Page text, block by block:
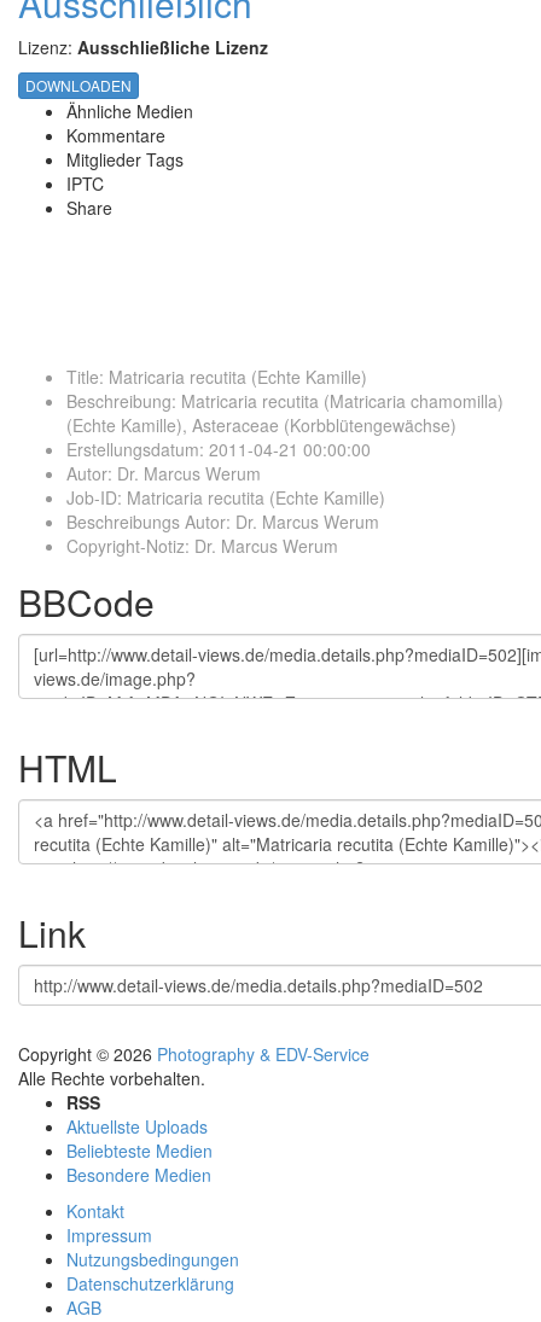
Lizenz: Ausschließliche Lizenz
DOWNLOADEN
Ähnliche Medien
Kommentare
Mitglieder Tags
IPTC
Share
Title: Matricaria recutita (Echte Kamille)
Beschreibung: Matricaria recutita (Matricaria chamomilla)
(Echte Kamille), Asteraceae (Korbblütengewächse)
Erstellungsdatum: 2011-04-21 00:00:00
Autor: Dr. Marcus Werum
Job-ID: Matricaria recutita (Echte Kamille)
Beschreibungs Autor: Dr. Marcus Werum
Copyright-Notiz: Dr. Marcus Werum
BBCode
HTML
Link
Copyright © 2026 Photography & EDV-Service
Alle Rechte vorbehalten.
RSS
Aktuellste Uploads
Beliebteste Medien
Besondere Medien
Kontakt
Impressum
Nutzungsbedingungen
Datenschutzerklärung
AGB